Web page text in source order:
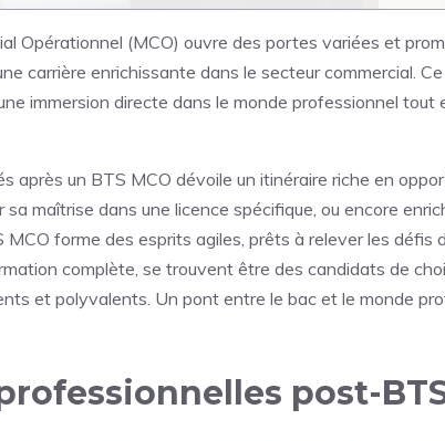
Opérationnel (MCO) ouvre des portes variées et
carrière enrichissante dans le secteur commercial.
immersion directe dans le monde professionnel
après un BTS MCO dévoile un itinéraire riche en
maîtrise dans une licence spécifique, ou encore
forme des esprits agiles, prêts à relever les défis
complète, se trouvent être des candidats de
et polyvalents. Un pont entre le bac et le monde
post-